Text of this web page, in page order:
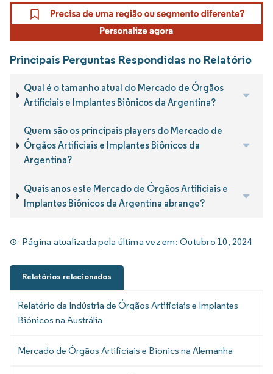
Principais Perguntas Respondidas no Relatório
Qual é o tamanho atual do Mercado de Órgãos
Artificiais e Implantes Biônicos da Argentina?
Quem são os principais players do Mercado de
Órgãos Artificiais e Implantes Biônicos da
Argentina?
Quais anos este Mercado de Órgãos Artificiais e
Implantes Biônicos da Argentina abrange?
Página atualizada pela última vez em:Outubro 10, 2024
Relatórios relacionados
Relatório da Indústria de Órgãos Artificiais e Implantes
Biónicos na Austrália
Mercado de Órgãos Artificiais e Bionics na Alemanha